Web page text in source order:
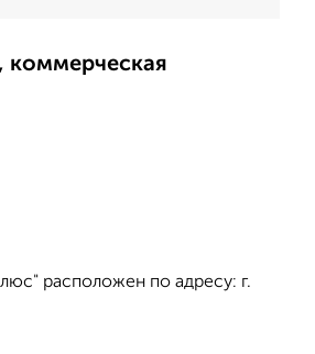
коммерческая
расположен по адресу: г.